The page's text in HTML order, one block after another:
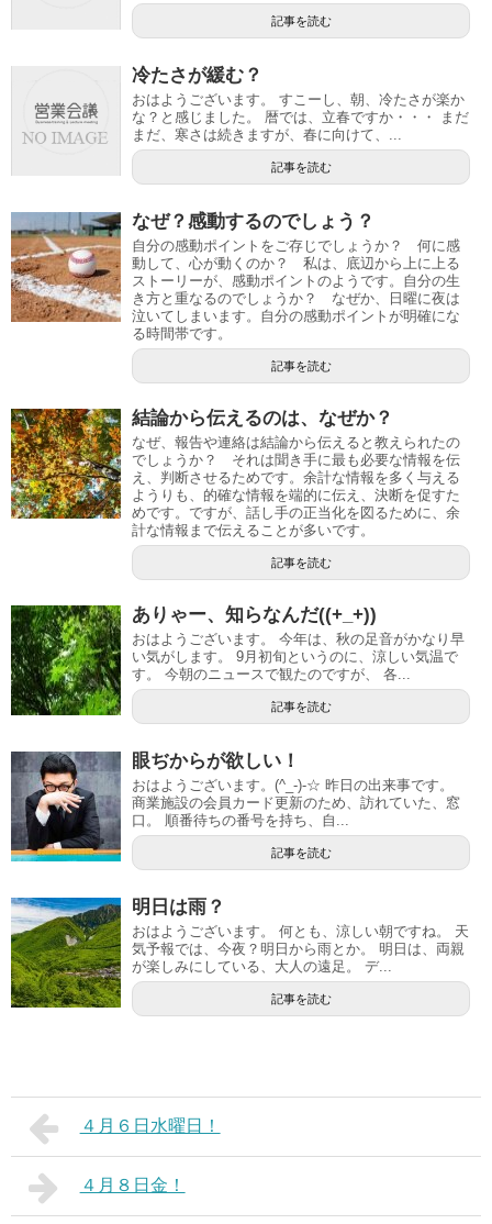
記事を読む
冷たさが緩む？
おはようございます。 すこーし、朝、冷たさが楽か
な？と感じました。 暦では、立春ですか・・・ まだ
まだ、寒さは続きますが、春に向けて、...
記事を読む
なぜ？感動するのでしょう？
自分の感動ポイントをご存じでしょうか？ 何に感
動して、心が動くのか？ 私は、底辺から上に上る
ストーリーが、感動ポイントのようです。自分の生
き方と重なるのでしょうか？ なぜか、日曜に夜は
泣いてしまいます。自分の感動ポイントが明確にな
る時間帯です。
記事を読む
結論から伝えるのは、なぜか？
なぜ、報告や連絡は結論から伝えると教えられたの
でしょうか？ それは聞き手に最も必要な情報を伝
え、判断させるためです。余計な情報を多く与える
ようりも、的確な情報を端的に伝え、決断を促すた
めです。ですが、話し手の正当化を図るために、余
計な情報まで伝えることが多いです。
記事を読む
ありゃー、知らなんだ((+_+))
おはようございます。 今年は、秋の足音がかなり早
い気がします。 9月初旬というのに、涼しい気温で
す。 今朝のニュースで観たのですが、 各...
記事を読む
眼ぢからが欲しい！
おはようございます。(^_-)-☆ 昨日の出来事です。
商業施設の会員カード更新のため、訪れていた、窓
口。 順番待ちの番号を持ち、自...
記事を読む
明日は雨？
おはようございます。 何とも、涼しい朝ですね。 天
気予報では、今夜？明日から雨とか。 明日は、両親
が楽しみにしている、大人の遠足。 デ...
記事を読む
４月６日水曜日！
４月８日金！